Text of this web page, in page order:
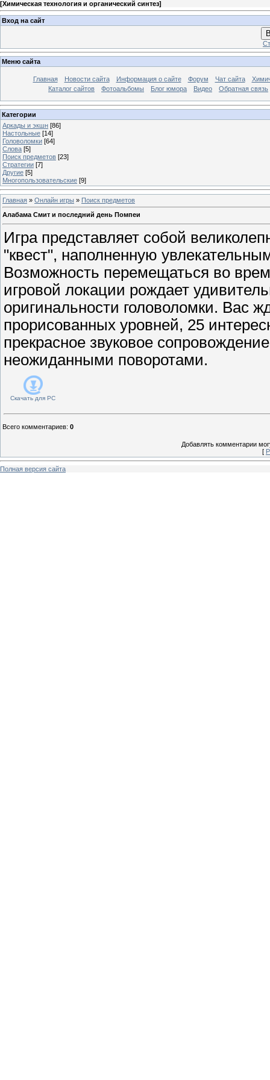
[Химическая технология и органический синтез]
Вход на сайт
Меню сайта
Главная Новости сайта Информация о сайте Форум Чат сайта
Каталог сайтов
Фотоальбомы Блог юмора Видео Обратная связь
Категории
Аркады и экшн [86]
Настольные [14]
Головоломки [64]
Слова [5]
Поиск предметов [23]
Стратегии [7]
Другие [5]
Многопользовательские [9]
Главная » Онлайн игры » Поиск предметов
Алабама Смит и последний день Помпеи
Игра представляет собой
"квест", наполненную
Возможность перемещаться во
игровой локации рождает
оригинальности головоломки. Вас
прорисованных уровней, 25
прекрасное звуковое
неожиданными поворотами.
Скачать для PC
Всего комментариев: 0
Добавлять комментарии
[
Полная версия сайта